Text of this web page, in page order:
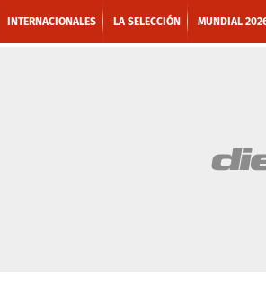
INTERNACIONALES LA SELECCIÓN MUNDIAL